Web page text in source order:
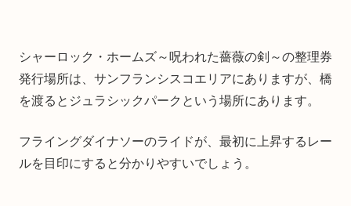
シャーロック・ホームズ～呪われた薔薇の剣～の整理券
発行場所は、サンフランシスコエリアにありますが、橋
を渡るとジュラシックパークという場所にあります。
フライングダイナソーのライドが、最初に上昇するレー
ルを目印にすると分かりやすいでしょう。